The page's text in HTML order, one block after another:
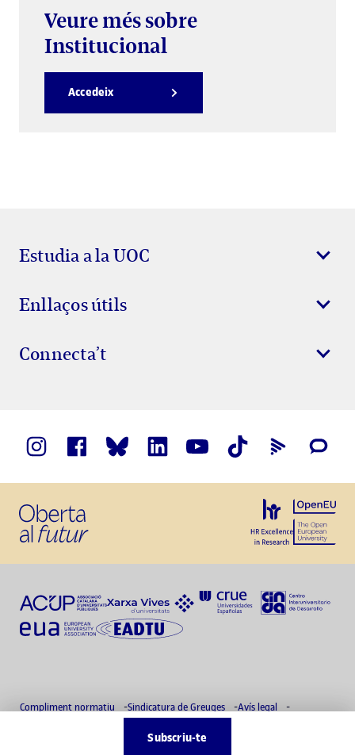
Subscriu-te
Veure més sobre
Institucional
Accedeix
Estudia a la UOC
Enllaços útils
Connecta’t
Compliment normatiu Sindicatura de Greuges
Avís legal